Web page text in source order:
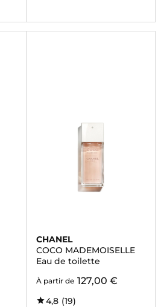
CHANEL
COCO MADEMOISELLE
Eau de toilette
À partir de 127,00 €
4,8 (19)